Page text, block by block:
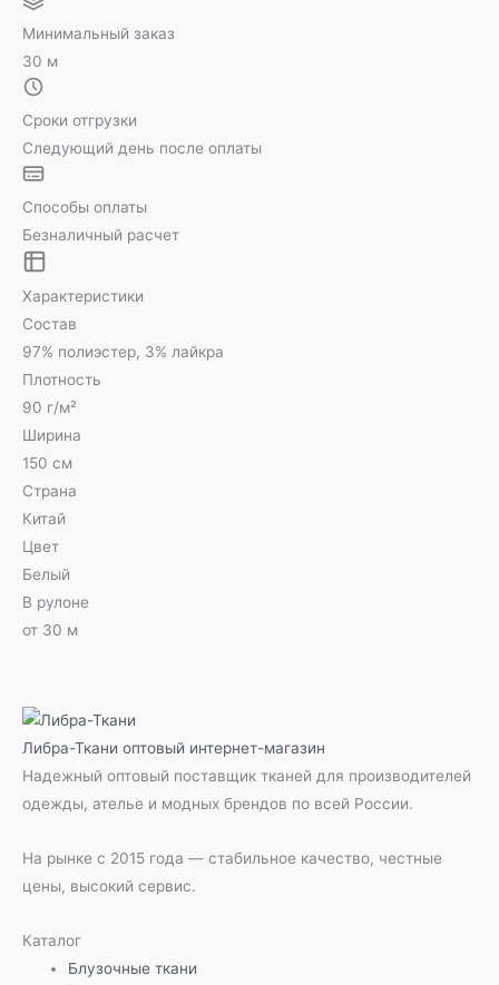
Минимальный заказ
30 м
Сроки отгрузки
Следующий день после оплаты
Способы оплаты
Безналичный расчет
Характеристики
Состав
97% полиэстер, 3% лайкра
Плотность
90 г/м²
Ширина
150 см
Страна
Китай
Цвет
Белый
В рулоне
от 30 м
Либра-Ткани оптовый интернет-магазин
Надежный оптовый поставщик тканей для производителей
одежды, ателье и модных брендов по всей России.
На рынке с 2015 года — стабильное качество, честные
цены, высокий сервис.
Каталог
Блузочные ткани